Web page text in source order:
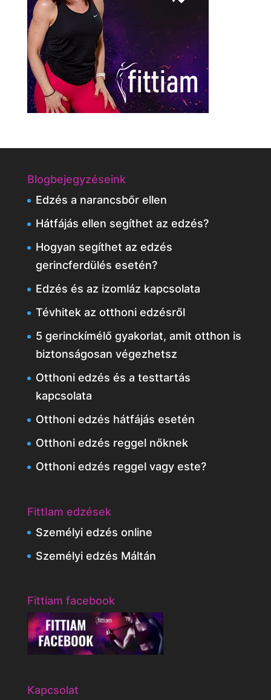
Blogbejegyzéseink
Edzés a narancsbőr ellen
Hátfájás ellen segíthet az edzés?
Hogyan segíthet az edzés
gerincferdülés esetén?
Edzés és az izomláz kapcsolata
Tévhitek az otthoni edzésről
5 gerinckímélő gyakorlat, amit otthon is
biztonságosan végezhetsz
Otthoni edzés és a testtartás
kapcsolata
Otthoni edzés hátfájás esetén
Otthoni edzés reggel nőknek
Otthoni edzés reggel vagy este?
FittIam edzések
Személyi edzés online
Személyi edzés Máltán
Fittiam facebook
Kapcsolat